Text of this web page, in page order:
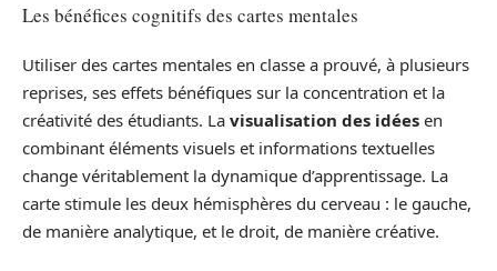
Les bénéfices cognitifs des cartes mentales
Utiliser des cartes mentales en classe a prouvé, à plusieurs
reprises, ses effets bénéfiques sur la concentration et la
créativité des étudiants. La visualisation des idées en
combinant éléments visuels et informations textuelles
change véritablement la dynamique d’apprentissage. La
carte stimule les deux hémisphères du cerveau : le gauche,
de manière analytique, et le droit, de manière créative.